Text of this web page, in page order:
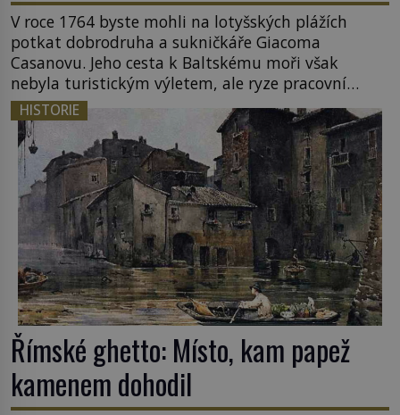
V roce 1764 byste mohli na lotyšských plážích
potkat dobrodruha a sukničkáře Giacoma
Casanovu. Jeho cesta k Baltskému moři však
nebyla turistickým výletem, ale ryze pracovní
cestou se zištnými úmysly. Jaký cíl Casanova
sledoval, když se například procházel uličkami
lotyšské Rigy? Casanova v Pobaltí kontaktoval
tamní zednářské lóže. Nebyl v této oblasti žádným
nováčkem, protože do zednářské […]
HISTORIE
Římské ghetto: Místo, kam papež
kamenem dohodil